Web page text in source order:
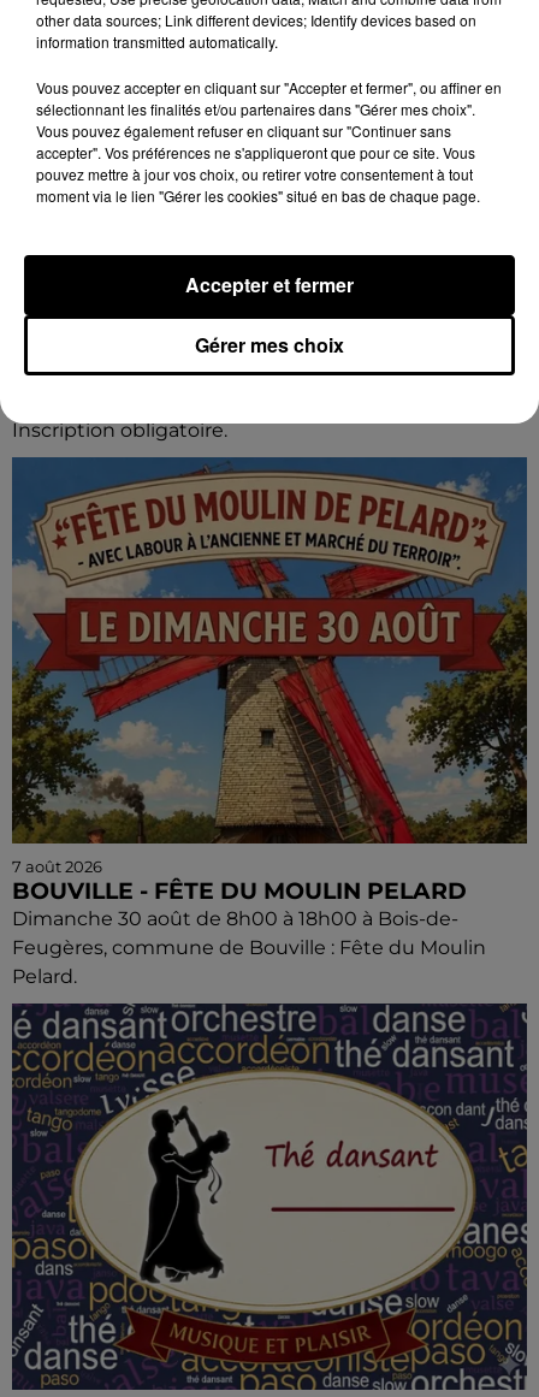
7 août 2026
GOMMERVILLE - RANDONNÉE PÉDESTRE
Dimanche 13 septembre à 8h30 à Gommerville :
Inscription obligatoire.
7 août 2026
BOUVILLE - FÊTE DU MOULIN PELARD
Dimanche 30 août de 8h00 à 18h00 à Bois-de-
Feugères, commune de Bouville : Fête du Moulin
Pelard.
other data sources; Link different devices; Identify devices based on
information transmitted automatically.
Vous pouvez accepter en cliquant sur "Accepter et fermer", ou affiner en
sélectionnant les finalités et/ou partenaires dans "Gérer mes choix".
Vous pouvez également refuser en cliquant sur "Continuer sans
accepter". Vos préférences ne s'appliqueront que pour ce site. Vous
pouvez mettre à jour vos choix, ou retirer votre consentement à tout
moment via le lien "Gérer les cookies" situé en bas de chaque page.
Gérer mes choix
Accepter et fermer